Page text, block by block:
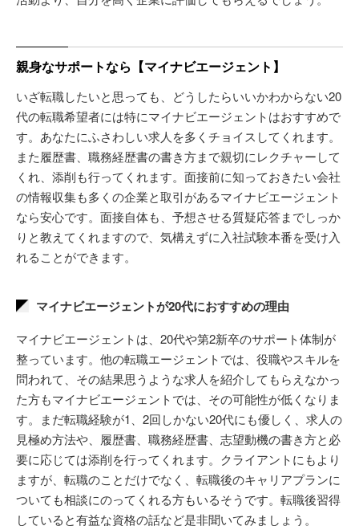
親身なサポートなら【マイナビエージェント】
いざ転職したいと思っても、どうしたらいいかわからない20
代の転職希望者には特にマイナビエージェントはおすすめで
す。あなたにふさわしい求人を多くチョイスしてくれます。
また履歴書、職務経歴書の書き方まで親切にレクチャーして
くれ、添削も行ってくれます。面接前に知っておきたい会社
の情報収集も多くの企業と取引があるマイナビエージェント
なら安心です。面接自体も、予想させる質疑応答までしっか
りと教えてくれますので、気構えずに入社試験本番を受け入
れることができます。
マイナビエージェントが20代におすすめの理由
マイナビエージェントは、20代や第2新卒のサポート体制が
整っています。他の転職エージェントでは、役職やスキルを
問われて、その結果思うような求人を紹介してもらえなかっ
た方もマイナビエージェントでは、その可能性が低くなりま
す。まだ転職経験が1、2回しかない20代にも優しく、求人の
見極め方法や、履歴書、職務経歴書、志望動機の書き方と必
要に応じては添削を行ってくれます。クライアントにもより
ますが、転職のことだけでなく、転職後のキャリアプランに
ついても相談にのってくれる方もいるそうです。転職後習得
していると有益な資格の話など是非聞いてみましょう。